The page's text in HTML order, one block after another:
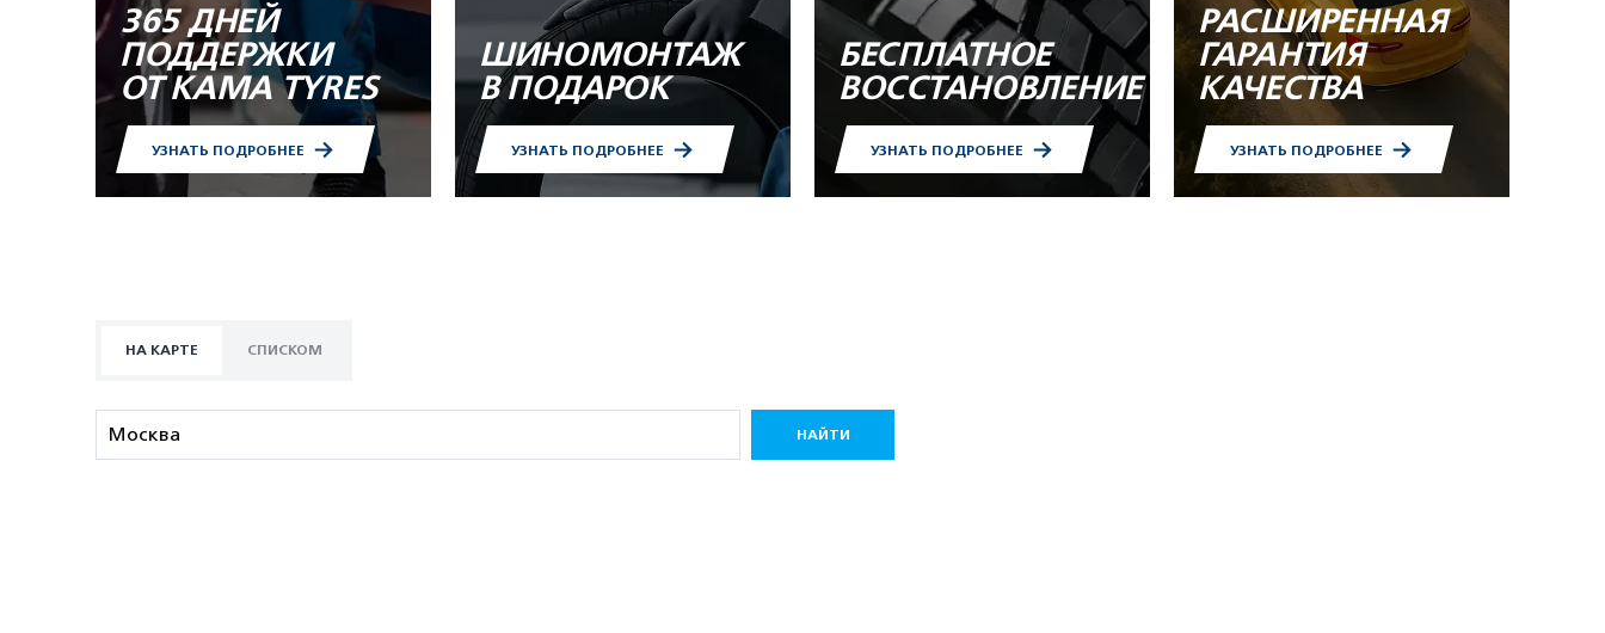
365 ДНЕЙ
ПОДДЕРЖКИ
ОТ KAMA TYRES
УЗНАТЬ ПОДРОБНЕЕ
ШИНОМОНТАЖ
В ПОДАРОК
УЗНАТЬ ПОДРОБНЕЕ
БЕСПЛАТНОЕ
ВОССТАНОВЛЕНИЕ
УЗНАТЬ ПОДРОБНЕЕ
РАСШИРЕННАЯ
ГАРАНТИЯ
КАЧЕСТВА
УЗНАТЬ ПОДРОБНЕЕ
НА КАРТЕ СПИСКОМ
НАЙТИ